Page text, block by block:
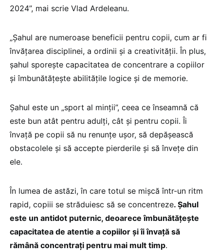
2024”, mai scrie Vlad Ardeleanu.
„Șahul are numeroase beneficii pentru copii, cum ar fi
învățarea disciplinei, a ordinii și a creativității. În plus,
șahul sporește capacitatea de concentrare a copiilor
și îmbunătățește abilitățile logice și de memorie.
Șahul este un „sport al minții”, ceea ce înseamnă că
este bun atât pentru adulți, cât și pentru copii. Îi
învață pe copii să nu renunțe ușor, să depășească
obstacolele și să accepte pierderile și să învețe din
ele.
În lumea de astăzi, în care totul se mișcă într-un ritm
rapid, copiii se străduiesc să se concentreze. Șahul
este un antidot puternic, deoarece îmbunătățește
capacitatea de atentie a copiilor și îi învață să
rămână concentrați pentru mai mult timp.